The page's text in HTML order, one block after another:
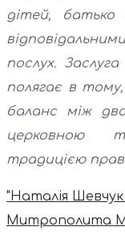
дітей,
послух.
полягає в
баланс між
церковною
традицією
"Наталія
Митрополита